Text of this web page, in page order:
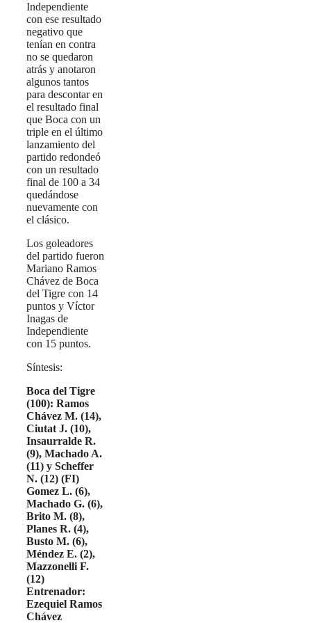
Independiente
con ese resultado
negativo que
tenían en contra
no se quedaron
atrás y anotaron
algunos tantos
para descontar en
el resultado final
que Boca con un
triple en el último
lanzamiento del
partido redondeó
con un resultado
final de 100 a 34
quedándose
nuevamente con
el clásico.
Los goleadores
del partido fueron
Mariano Ramos
Chávez de Boca
del Tigre con 14
puntos y Víctor
Inagas de
Independiente
con 15 puntos.
Síntesis:
Boca del Tigre
(100): Ramos
Chávez M. (14),
Ciutat J. (10),
Insaurralde R.
(9), Machado A.
(11) y Scheffer
N. (12) (FI)
Gomez L. (6),
Machado G. (6),
Brito M. (8),
Planes R. (4),
Busto M. (6),
Méndez E. (2),
Mazzonelli F.
(12)
Entrenador:
Ezequiel Ramos
Chávez